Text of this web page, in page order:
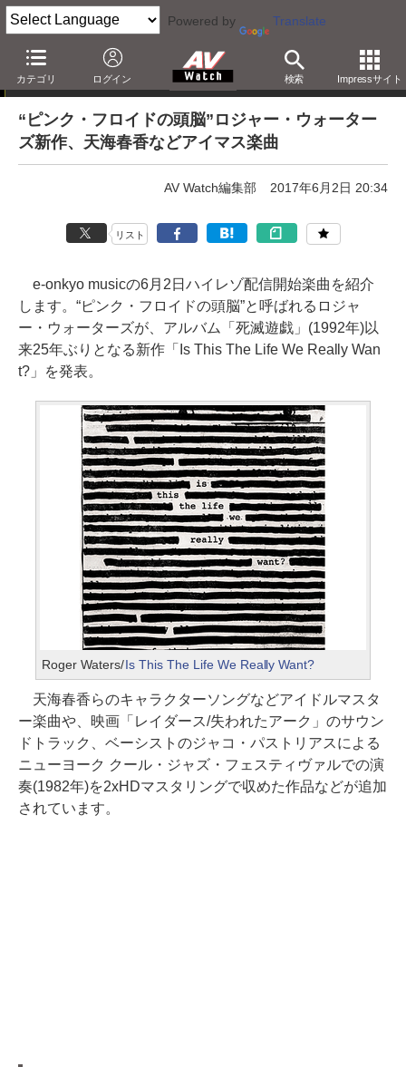
Powered by Translate
カテゴリ ログイン 検索 Impressサイト
e-onkyo musicハイレゾ配信情報
“ピンク・フロイドの頭脳”ロジャー・ウォーター
ズ新作、天海春香などアイマス楽曲
AV Watch編集部 2017年6月2日 20:34
リスト
e-onkyo musicの6月2日ハイレゾ配信開始楽曲を紹介
します。“ピンク・フロイドの頭脳”と呼ばれるロジャ
ー・ウォーターズが、アルバム「死滅遊戯」(1992年)以
来25年ぶりとなる新作「Is This The Life We Really Wan
t?」を発表。
Roger Waters/Is This The Life We Really Want?
天海春香らのキャラクターソングなどアイドルマスタ
ー楽曲や、映画「レイダース/失われたアーク」のサウン
ドトラック、ベーシストのジャコ・パストリアスによる
ニューヨーク クール・ジャズ・フェスティヴァルでの演
奏(1982年)を2xHDマスタリングで収めた作品などが追加
されています。